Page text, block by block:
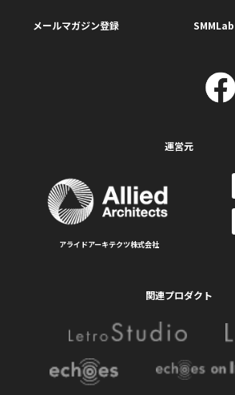
メールマガジン登録
運営元
アライドアーキテクツ株式会社
関連プロダクト